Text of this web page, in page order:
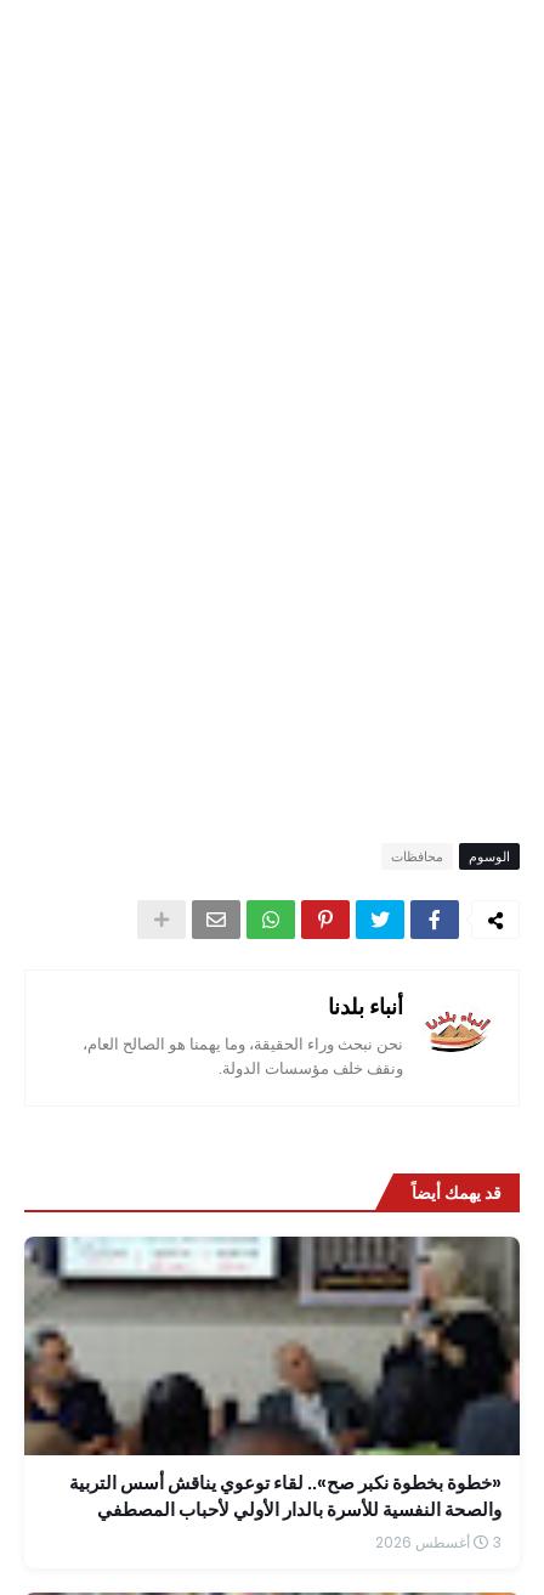
الوسوم محافظات
أنباء بلدنا
نحن نبحث وراء الحقيقة، وما يهمنا هو الصالح العام،
ونقف خلف مؤسسات الدولة.
قد يهمك أيضاً
«خطوة بخطوة نكبر صح».. لقاء توعوي يناقش أسس التربية
والصحة النفسية للأسرة بالدار الأولي لأحباب المصطفي
3 أغسطس 2026